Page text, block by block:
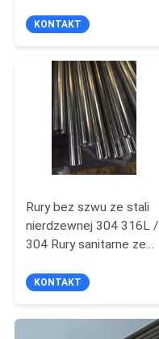
gorąco płyta stalowa
KONTAKT
Rury bez szwu ze stali
nierdzewnej 304 316L /
304 Rury sanitarne ze
polerowane na połysk
KONTAKT